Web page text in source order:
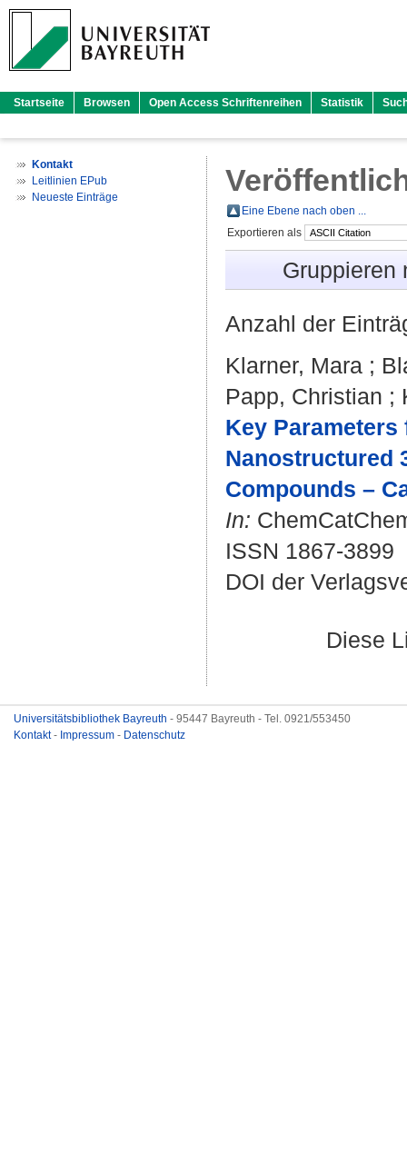
Startseite Browsen Open Access Schriftenreihen Statistik
Kontakt
Leitlinien EPub
Neueste Einträge
Eine Ebene nach oben ...
Exportieren als
Anzahl der
Klarner, Mara ;
Papp, Christian ;
Key
Nanostructured
Compounds –
In:
ISSN 1867-3899
DOI der
Diese
Universitätsbibliothek Bayreuth - 95447 Bayreuth - Tel. 0921/553450
Kontakt- Impressum - Datenschutz